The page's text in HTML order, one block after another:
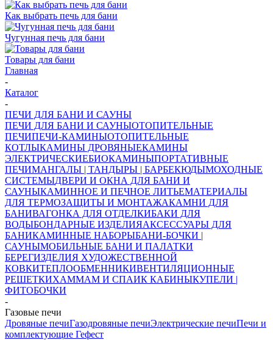
Как выбрать печь для бани
Чугунная печь для бани
Товары для бани
Главная
-
Каталог
-
ПЕЧИ ДЛЯ БАНИ И САУНЫ
ПЕЧИ ДЛЯ БАНИ И САУНЫОТОПИТЕЛЬНЫЕ
ПЕЧИПЕЧИ-КАМИНЫОТОПИТЕЛЬНЫЕ
КОТЛЫКАМИНЫ ДРОВЯНЫЕКАМИНЫ
ЭЛЕКТРИЧЕСКИЕБИОКАМИНЫПОРТАТИВНЫЕ
ПЕЧИМАНГАЛЫ | ТАНДЫРЫ | БАРБЕКЮДЫМОХОДНЫЕ
СИСТЕМЫДВЕРИ И ОКНА ДЛЯ БАНИ И
САУНЫКАМИННОЕ И ПЕЧНОЕ ЛИТЬЕМАТЕРИАЛЫ
ДЛЯ ТЕРМОЗАЩИТЫ И МОНТАЖАКАМНИ ДЛЯ
БАНИВАГОНКА ДЛЯ ОТДЕЛКИБАКИ ДЛЯ
ВОДЫБОНДАРНЫЕ ИЗДЕЛИЯАКСЕССУАРЫ ДЛЯ
БАНИКАМИННЫЕ НАБОРЫБАНИ-БОЧКИ |
САУНЫМОБИЛЬНЫЕ БАНИ И ПАЛАТКИ
БЕРЕГИЗДЕЛИЯ ХУДОЖЕСТВЕННОЙ
КОВКИТЕПЛООБМЕННИКИВЕНТИЛЯЦИОННЫЕ
РЕШЕТКИХАММАМ И СПАИК КАБИНЫКУПЕЛИ |
ФИТОБОЧКИ
-
Газовые печи
Дровяные печиГазодровяные печиЭлектрические печиПечи и
комплектующие Гефест